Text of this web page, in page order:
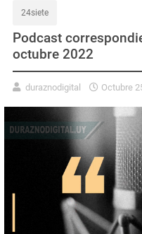
24siete
Podcast
octubre 2022
duraznodigital Octubre